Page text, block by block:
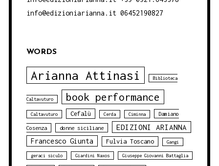
info@edizioniarianna.it 06452190827
WORDS
Arianna Attinasi Biblioteca
Caltavuturo book performance
Caltavuturo Cefalù Cerda Ciminna Damiano
Cosenza donne siciliane EDIZIONI ARIANNA
Francesco Giunta Fulvia Toscano Gangi
geraci siculo Giardini Naxos Giuseppe Giovanni Battaglia